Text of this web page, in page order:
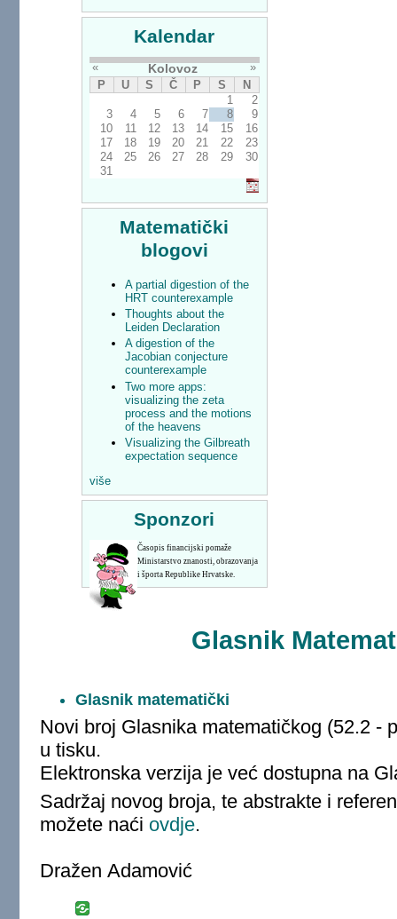
Kalendar
« Kolovoz
»
P
U S Č P S
N
1
2
3
4 5 6 7 8
9
10
11 12 13 14 15
16
17
18 19 20 21 22
23
24
25 26 27 28 29
30
31
Matematički
blogovi
A partial digestion of the
HRT counterexample
Thoughts about the
Leiden Declaration
A digestion of the
Jacobian conjecture
counterexample
Two more apps:
visualizing the zeta
process and the motions
of the heavens
Visualizing the Gilbreath
expectation sequence
više
Sponzori
Časopis financijski pomaže
Ministarstvo znanosti, obrazovanja
i športa Republike Hrvatske.
Glasnik
Glasnik matematički
Novi broj Glasnika matematičkog (52.2 -
u tisku.
Elektronska verzija je već dostupna na
Sadržaj novog broja, te abstrakte i
možete naći ovdje.
Dražen Adamović